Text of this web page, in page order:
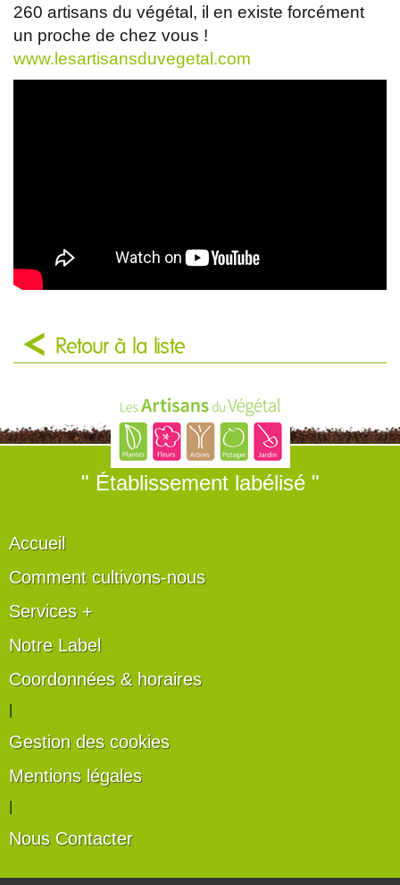
260 artisans du végétal, il en existe forcément
un proche de chez vous !
www.lesartisansduvegetal.com
Retour à la liste
" Établissement labélisé "
Accueil
Comment cultivons-nous
Services +
Notre Label
Coordonnées & horaires
Gestion des cookies
Mentions légales
Nous Contacter